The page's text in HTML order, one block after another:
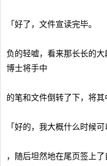
「好了，文件宣读完毕。
负的轻嘘，看来那长长的
博士将手中
的笔和文件倒转了下，将其
「好的，我大概什么时候可
，随后坦然地在尾页签上了